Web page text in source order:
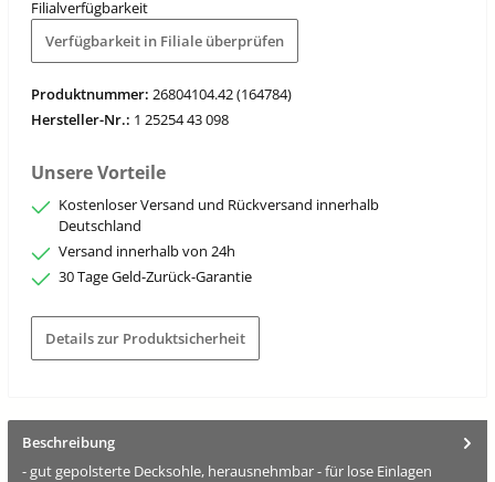
Filialverfügbarkeit
Verfügbarkeit in Filiale überprüfen
Produktnummer: 26804104.42 (164784)
Hersteller-Nr.: 1 25254 43 098
Unsere Vorteile
Kostenloser Versand und Rückversand innerhalb
Deutschland
Versand innerhalb von 24h
30 Tage Geld-Zurück-Garantie
Details zur Produktsicherheit
Beschreibung
- gut gepolsterte Decksohle, herausnehmbar - für lose Einlagen